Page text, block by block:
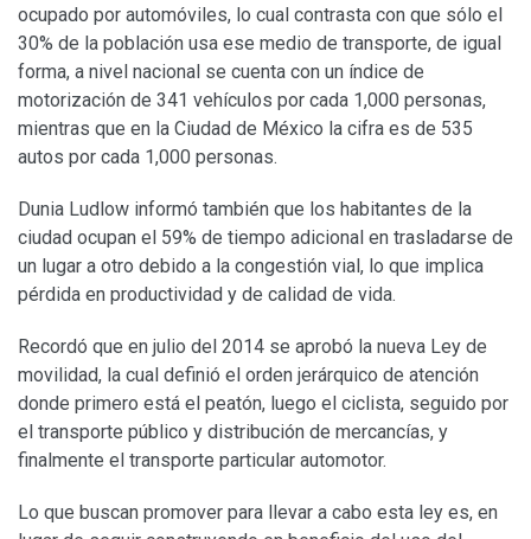
ocupado por automóviles, lo cual contrasta con que sólo el
30% de la población usa ese medio de transporte, de igual
forma, a nivel nacional se cuenta con un índice de
motorización de 341 vehículos por cada 1,000 personas,
mientras que en la Ciudad de México la cifra es de 535
autos por cada 1,000 personas.
Dunia Ludlow informó también que los habitantes de la
ciudad ocupan el 59% de tiempo adicional en trasladarse de
un lugar a otro debido a la congestión vial, lo que implica
pérdida en productividad y de calidad de vida.
Recordó que en julio del 2014 se aprobó la nueva Ley de
movilidad, la cual definió el orden jerárquico de atención
donde primero está el peatón, luego el ciclista, seguido por
el transporte público y distribución de mercancías, y
finalmente el transporte particular automotor.
Lo que buscan promover para llevar a cabo esta ley es, en